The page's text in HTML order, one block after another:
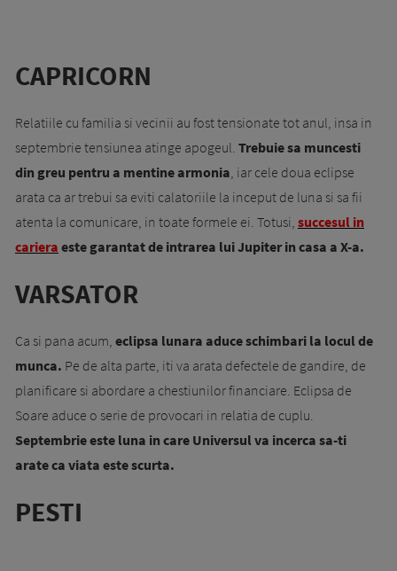
CAPRICORN
Relatiile cu familia si vecinii au fost tensionate tot anul, insa in
septembrie tensiunea atinge apogeul. Trebuie sa muncesti
din greu pentru a mentine armonia, iar cele doua eclipse
arata ca ar trebui sa eviti calatoriile la inceput de luna si sa fii
atenta la comunicare, in toate formele ei. Totusi, succesul in
cariera este garantat de intrarea lui Jupiter in casa a X-a.
VARSATOR
Ca si pana acum, eclipsa lunara aduce schimbari la locul de
munca. Pe de alta parte, iti va arata defectele de gandire, de
planificare si abordare a chestiunilor financiare. Eclipsa de
Soare aduce o serie de provocari in relatia de cuplu.
Septembrie este luna in care Universul va incerca sa-ti
arate ca viata este scurta.
PESTI